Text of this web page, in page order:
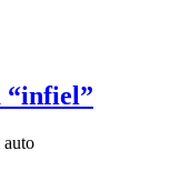
“infiel”
auto